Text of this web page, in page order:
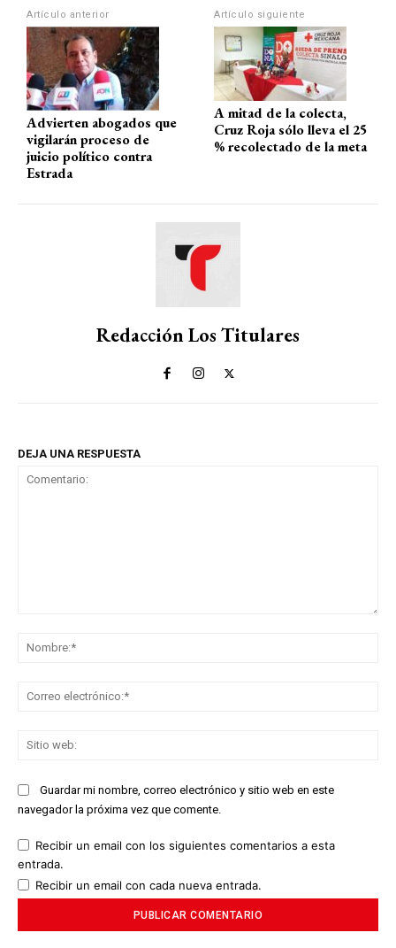
p
k
Artículo anterior
Advierten abogados que
vigilarán proceso de
juicio político contra
Estrada
Artículo siguiente
A mitad de la colecta,
Cruz Roja sólo lleva el 25
% recolectado de la meta
Redacción Los Titulares
DEJA UNA RESPUESTA
Guardar mi nombre, correo electrónico y sitio web en este
navegador la próxima vez que comente.
Recibir un email con los siguientes comentarios a esta
entrada.
Recibir un email con cada nueva entrada.